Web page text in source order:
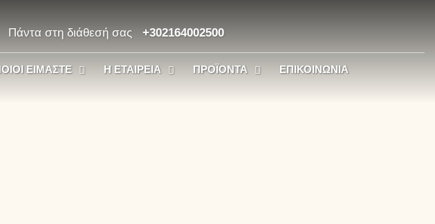
Πάντα στη διάθεσή σας +302164002500
ΕΊΜΑΣΤΕ Η ΕΤΑΙΡΕΊΑ ΠΡΟΪΌΝΤΑ ΕΠΙΚΟΙΝΩΝΊΑ